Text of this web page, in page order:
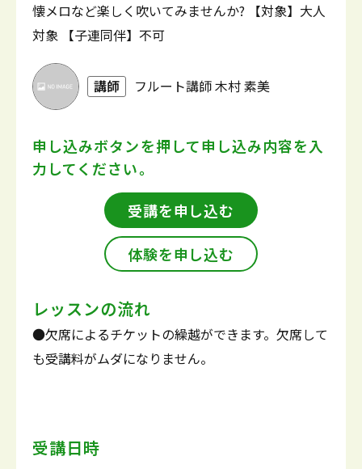
懐メロなど楽しく吹いてみませんか? 【対象】大人
対象 【子連同伴】不可
講師 フルート講師 木村 素美
申し込みボタンを押して申し込み内容を入
力してください。
受講を申し込む
体験を申し込む
レッスンの流れ
●欠席によるチケットの繰越ができます。欠席して
も受講料がムダになりません。
受講日時